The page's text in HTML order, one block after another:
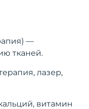
—
тканей.
лазер,
витамин